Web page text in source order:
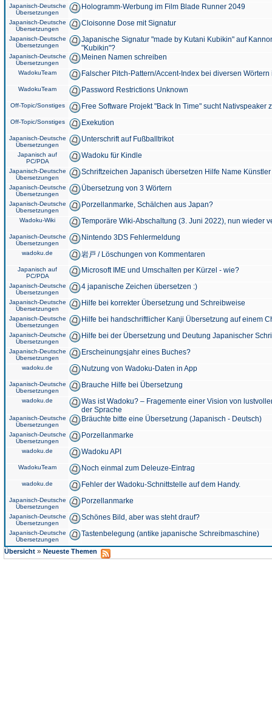
Japanisch-Deutsche
Übersetzungen
Hologramm-Werbung im Film Blade Runner 2049
Japanisch-Deutsche
Übersetzungen
Cloisonne Dose mit Signatur
Japanisch-Deutsche
Übersetzungen
Japanische Signatur "made by Kutani Kubikin" auf
"Kubikin"?
Japanisch-Deutsche
Übersetzungen
Meinen Namen schreiben
WadokuTeam Falscher Pitch-Pattern/Accent-Index bei diversen
WadokuTeam Password Restrictions Unknown
Off-Topic/Sonstiges Free Software Projekt "Back In Time" sucht Nativspeaker
Off-Topic/Sonstiges Exekution
Japanisch-Deutsche
Übersetzungen
Unterschrift auf Fußballtrikot
Japanisch auf
PC/PDA
Wadoku für Kindle
Japanisch-Deutsche
Übersetzungen
Schriftzeichen Japanisch übersetzen Hilfe Name
Japanisch-Deutsche
Übersetzungen
Übersetzung von 3 Wörtern
Japanisch-Deutsche
Übersetzungen
Porzellanmarke, Schälchen aus Japan?
Wadoku-Wiki Temporäre Wiki-Abschaltung (3. Juni 2022), nun wieder
Japanisch-Deutsche
Übersetzungen
Nintendo 3DS Fehlermeldung
wadoku.de 岩戸 / Löschungen von Kommentaren
Japanisch auf
PC/PDA
Microsoft IME und Umschalten per Kürzel - wie?
Japanisch-Deutsche
Übersetzungen
4 japanische Zeichen übersetzen :)
Japanisch-Deutsche
Übersetzungen
Hilfe bei korrekter Übersetzung und Schreibweise
Japanisch-Deutsche
Übersetzungen
Hilfe bei handschriftlicher Kanji Übersetzung auf einem
Japanisch-Deutsche
Übersetzungen
Hilfe bei der Übersetzung und Deutung Japanischer
Japanisch-Deutsche
Übersetzungen
Erscheinungsjahr eines Buches?
wadoku.de Nutzung von Wadoku-Daten in App
Japanisch-Deutsche
Übersetzungen
Brauche Hilfe bei Übersetzung
wadoku.de
Was ist Wadoku? – Fragemente einer Vision von
der Sprache
Japanisch-Deutsche
Übersetzungen
Bräuchte bitte eine Übersetzung (Japanisch - Deutsch)
Japanisch-Deutsche
Übersetzungen
Porzellanmarke
wadoku.de Wadoku API
WadokuTeam Noch einmal zum Deleuze-Eintrag
wadoku.de Fehler der Wadoku-Schnittstelle auf dem Handy.
Japanisch-Deutsche
Übersetzungen
Porzellanmarke
Japanisch-Deutsche
Übersetzungen
Schönes Bild, aber was steht drauf?
Japanisch-Deutsche
Übersetzungen
Tastenbelegung (antike japanische Schreibmaschine)
Übersicht » Neueste Themen